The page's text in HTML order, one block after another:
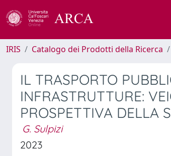
IRIS Catalogo dei Prodotti della Ricerca
IL TRASPORTO
INFRASTRUTTURE:
PROSPETTIVA DELLA
G. Sulpizi
2023